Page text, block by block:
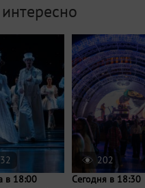
в 18:00
202
Сегодня в 18:30